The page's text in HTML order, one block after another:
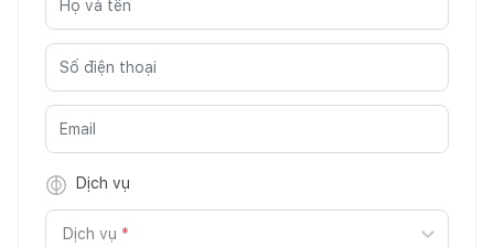
Dịch vụ
Dịch vụ *